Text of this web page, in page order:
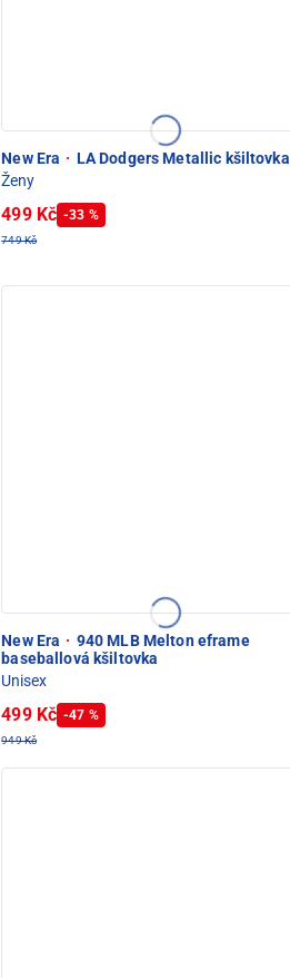
New Era · LA Dodgers Metallic kšiltovka
Ženy
499 Kč -33 %
749 Kč
New Era · 940 MLB Melton eframe
baseballová kšiltovka
Unisex
499 Kč -47 %
949 Kč